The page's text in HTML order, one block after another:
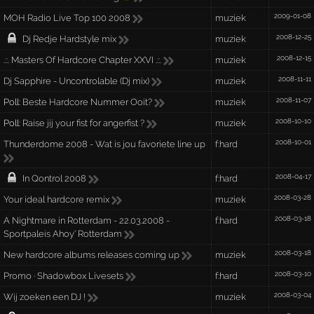
MOH Radio Live Top 100 2008
muziek 2009-01-08
Dj Redje Hardstyle mix muziek 2008-12-25
.::. Masters Of Hardcore Chapter XXVI .::. muziek 2008-12-15
Dj Sapphire - Uncontrolable (Dj mix) muziek 2008-11-11
Poll: Beste Hardcore Nummer Ooit? muziek 2008-11-07
Poll: Raise jij your fist for angerfist ? muziek 2008-10-10
Thunderdome 2008 - Wat is jou favoriete line up f:hard 2008-10-01
In Qontrol 2008 f:hard 2008-04-17
Your ideal hardcore remix muziek 2008-03-28
A Nightmare in Rotterdam - 22.03.2008 -
Sportpaleis Ahoy' Rotterdam
f:hard 2008-03-18
New hardcore albums releases coming up muziek 2008-03-18
Promo · Shadowbox Livesets f:hard 2008-03-10
Wij zoeken een DJ ! muziek 2008-03-04